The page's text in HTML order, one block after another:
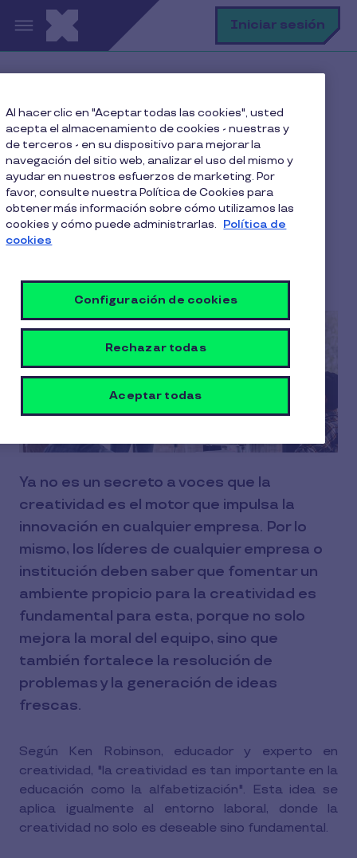
Pasar al contenido principal Iniciar sesión
Productividad Laboral
¿Cómo fomentar la creatividad de tu equipo?
¿Cómo fomentar la
creatividad de tu equipo?
5 Min de Lectura 1 Febrero 2024
Ya no es un secreto a voces que la
creatividad es el motor que impulsa la
innovación en cualquier empresa. Por lo
mismo, los líderes de cualquier empresa o
institución deben saber que fomentar un
ambiente propicio para la creatividad es
fundamental para esta, porque no solo
mejora la moral del equipo, sino que
también fortalece la resolución de
problemas y la generación de ideas
frescas.
Según Ken Robinson, educador y experto en
creatividad, "la creatividad es tan importante en la
educación como la alfabetización". Esta idea se
aplica igualmente al entorno laboral, donde la
creatividad no solo es deseable sino fundamental.
Al hacer clic en "Aceptar todas las cookies", usted
acepta el almacenamiento de cookies - nuestras y
de terceros - en su dispositivo para mejorar la
navegación del sitio web, analizar el uso del mismo y
ayudar en nuestros esfuerzos de marketing. Por
favor, consulte nuestra Política de Cookies para
obtener más información sobre cómo utilizamos las
cookies y cómo puede administrarlas. Política de
cookies
Configuración de cookies
Rechazar todas
Aceptar todas